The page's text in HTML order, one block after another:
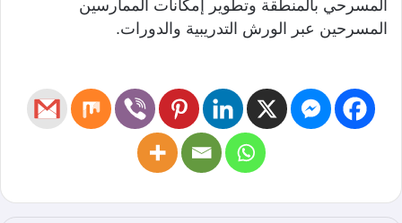
المسرحي بالمنطقة وتطوير إمكانات الممارسين
المسرحين عبر الورش التدريبية والدورات.